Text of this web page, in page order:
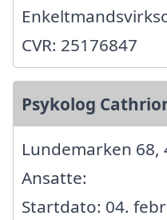
CVR: 25176847
Psykolog
Lundemarken 68,
Ansatte:
Startdato: 04.